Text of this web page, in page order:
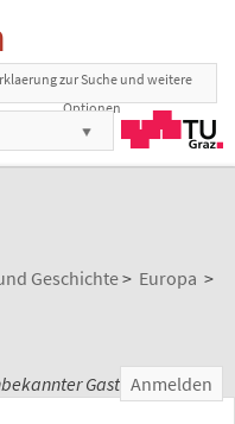
zur Suche und weitere
Optionen
Geschichte> Europa >
Gast Anmelden